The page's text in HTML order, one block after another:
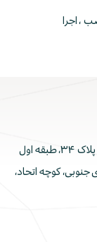
، اجرا
اول
جنوبی، کوچه اتحاد،